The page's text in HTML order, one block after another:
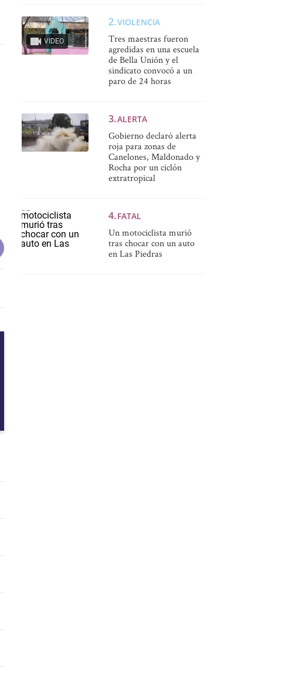
VIDEO
VIOLENCIA
Tres maestras fueron
agredidas en una escuela
de Bella Unión y el
sindicato convocó a un
paro de 24 horas
ALERTA
Gobierno declaró alerta
roja para zonas de
Canelones, Maldonado y
Rocha por un ciclón
extratropical
FATAL
Un motociclista murió
tras chocar con un auto
en Las Piedras